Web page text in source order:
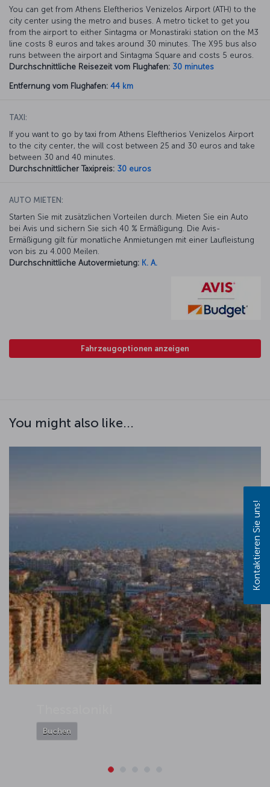
You can get from Athens Eleftherios Venizelos Airport (ATH) to the
city center using the metro and buses. A metro ticket to get you
from the airport to either Sintagma or Monastiraki station on the M3
line costs 8 euros and takes around 30 minutes. The X95 bus also
runs between the airport and Sintagma Square and costs 5 euros.
Durchschnittliche Reisezeit vom Flughafen: 30 minutes
Entfernung vom Flughafen: 44 km
TAXI:
If you want to go by taxi from Athens Eleftherios Venizelos Airport
to the city center, the will cost between 25 and 30 euros and take
between 30 and 40 minutes.
Durchschnittlicher Taxipreis: 30 euros
AUTO MIETEN:
Starten Sie mit zusätzlichen Vorteilen durch. Mieten Sie ein Auto
bei Avis und sichern Sie sich 40 % Ermäßigung. Die Avis-
Ermäßigung gilt für monatliche Anmietungen mit einer Laufleistung
von bis zu 4.000 Meilen.
Durchschnittliche Autovermietung: K. A.
Fahrzeugoptionen anzeigen
You might also like...
Buchen
Kontaktieren Sie uns!